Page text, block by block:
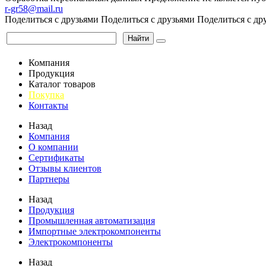
r-gr58@mail.ru
Поделиться с друзьями Поделиться с друзьями Поделиться с
Найти
Компания
Продукция
Каталог товаров
Покупка
Контакты
Назад
Компания
О компании
Сертификаты
Отзывы клиентов
Партнеры
Назад
Продукция
Промышленная автоматизация
Импортные электрокомпоненты
Электрокомпоненты
Назад